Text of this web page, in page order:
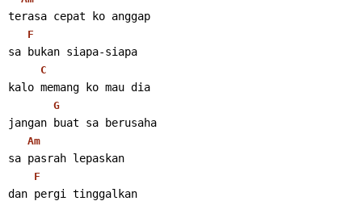
terasa cepat ko anggap
F
sa bukan siapa-siapa
C
kalo memang ko mau dia
G
jangan buat sa berusaha
Am
sa pasrah lepaskan
F
dan pergi tinggalkan